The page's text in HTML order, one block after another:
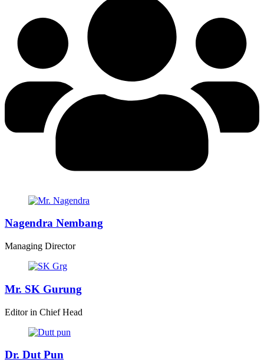
Nagendra Nembang
Managing Director
Mr. SK Gurung
Editor in Chief Head
Dr. Dut Pun